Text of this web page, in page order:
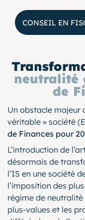
CONSEIL EN
neutralité
de
Un obstacle majeur
véritable » société
de Finances pour
L’introduction de
désormais de
l’IS en une société
l’imposition des
régime de
plus-values et les